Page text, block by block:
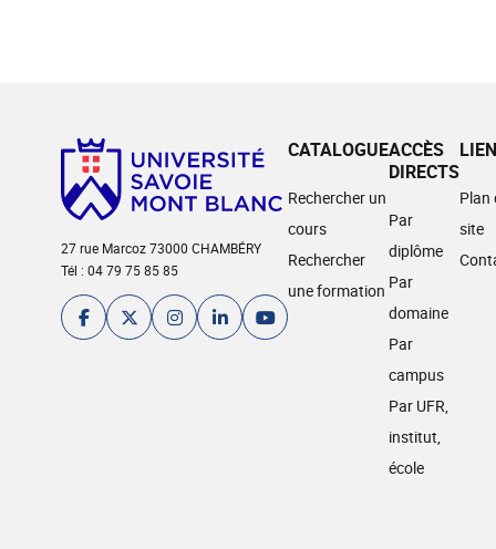
27 rue Marcoz 73000 CHAMBÉRY
Tél : 04 79 75 85 85
CATALOGUE
Rechercher un
cours
Rechercher
une formation
ACCÈS
DIRECTS
Par
diplôme
Par
domaine
Par
campus
Par UFR,
institut,
école
Plan
site